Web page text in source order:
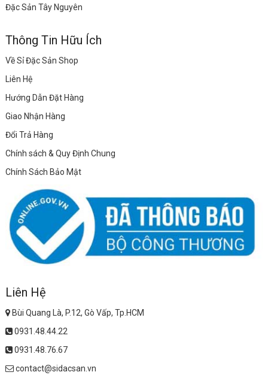
Đặc Sản Tây Nguyên
Thông Tin Hữu Ích
Về Sỉ Đặc Sản Shop
Liên Hệ
Hướng Dẫn Đặt Hàng
Giao Nhận Hàng
Đổi Trả Hàng
Chính sách & Quy Định Chung
Chính Sách Bảo Mật
Liên Hệ
Bùi Quang Là, P.12, Gò Vấp, Tp.HCM
0931.48.44.22
0931.48.76.67
contact@sidacsan.vn